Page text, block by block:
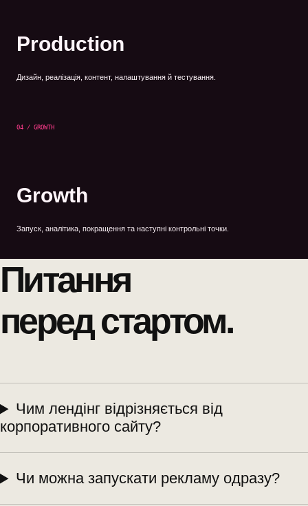
Production
Дизайн, реалізація, контент, налаштування й тестування.
04 / GROWTH
Growth
Запуск, аналітика, покращення та наступні контрольні точки.
Питання
перед стартом.
Чим лендінг відрізняється від
корпоративного сайту?
Чи можна запускати рекламу одразу?